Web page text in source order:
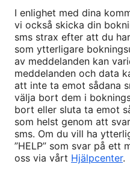
I enlighet med dina
vi också skicka din
sms strax efter att du
som ytterligare
av meddelanden kan
meddelanden och data
att inte ta emot sådana
välja bort dem i
bort eller sluta ta emot
som helst genom att
sms. Om du vill ha
”HELP” som svar på ett
oss via vårt Hjälpcenter.